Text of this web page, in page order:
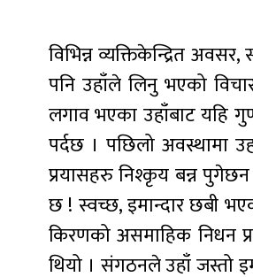
विभिन्न व्यक्तिकेन्द्रित
पनि उहाँले लिनु भएको
लगाव भएका उहाँबाट यहि
पर्दछ । पछिलो अवस्थामा
प्रयासहरु निश्कृय बन्न
छ ! स्वच्छ, इमान्दार छबी
किरणको असमाहिक निधन
थियो । संगठनले उहाँ जस्तो